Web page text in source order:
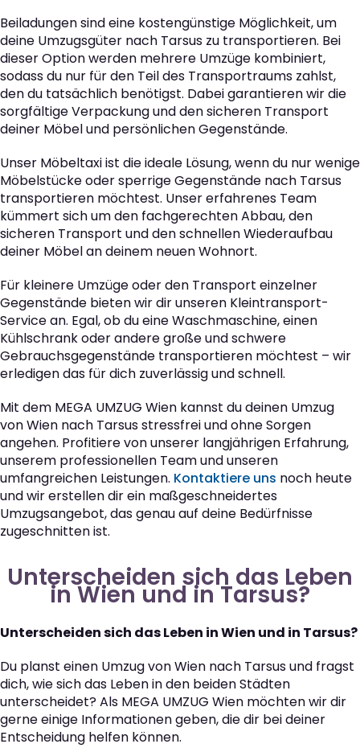
Beiladungen sind eine kostengünstige Möglichkeit, um
deine Umzugsgüter nach Tarsus zu transportieren. Bei
dieser Option werden mehrere Umzüge kombiniert,
sodass du nur für den Teil des Transportraums zahlst,
den du tatsächlich benötigst. Dabei garantieren wir die
sorgfältige Verpackung und den sicheren Transport
deiner Möbel und persönlichen Gegenstände.
Unser Möbeltaxi ist die ideale Lösung, wenn du nur wenige
Möbelstücke oder sperrige Gegenstände nach Tarsus
transportieren möchtest. Unser erfahrenes Team
kümmert sich um den fachgerechten Abbau, den
sicheren Transport und den schnellen Wiederaufbau
deiner Möbel an deinem neuen Wohnort.
Für kleinere Umzüge oder den Transport einzelner
Gegenstände bieten wir dir unseren Kleintransport-
Service an. Egal, ob du eine Waschmaschine, einen
Kühlschrank oder andere große und schwere
Gebrauchsgegenstände transportieren möchtest – wir
erledigen das für dich zuverlässig und schnell.
Mit dem MEGA UMZUG Wien kannst du deinen Umzug
von Wien nach Tarsus stressfrei und ohne Sorgen
angehen. Profitiere von unserer langjährigen Erfahrung,
unserem professionellen Team und unseren
umfangreichen Leistungen. Kontaktiere uns noch heute
und wir erstellen dir ein maßgeschneidertes
Umzugsangebot, das genau auf deine Bedürfnisse
zugeschnitten ist.
Unterscheiden sich das Leben
in Wien und in Tarsus?
Unterscheiden sich das Leben in Wien und in Tarsus?
Du planst einen Umzug von Wien nach Tarsus und fragst
dich, wie sich das Leben in den beiden Städten
unterscheidet? Als MEGA UMZUG Wien möchten wir dir
gerne einige Informationen geben, die dir bei deiner
Entscheidung helfen können.